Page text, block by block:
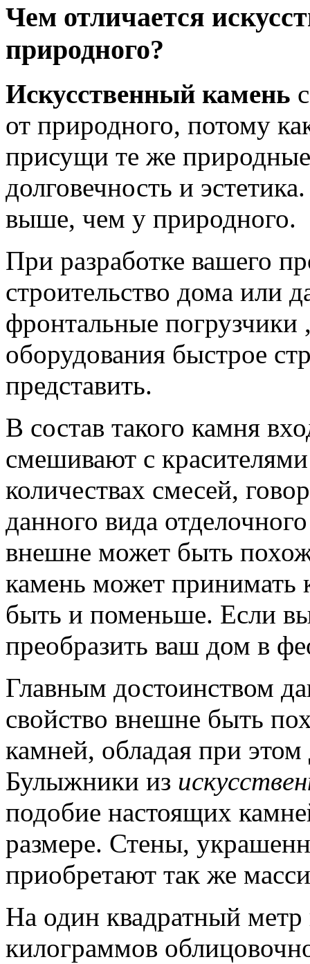
Чем отличается
природного?
Искусственный камень
от природного, потому
присущи те же природные
долговечность и
выше, чем у природного.
При разработке вашего
строительство дома или
фронтальные погрузчики
оборудования быстрое
представить.
В состав такого камня
смешивают с
количествах смесей,
данного вида
внешне может быть
камень может
быть и поменьше. Если
преобразить ваш дом в
Главным достоинством
свойство внешне быть
камней, обладая при
Булыжники из
подобие настоящих
размере. Стены,
приобретают так же
На один квадратный метр
килограммов